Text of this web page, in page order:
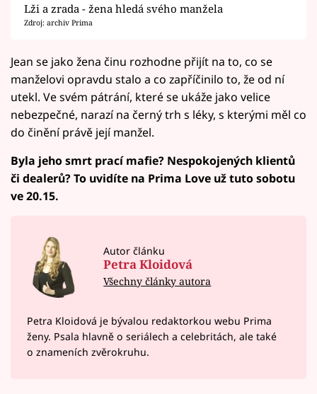
Lži a zrada - žena hledá svého manžela
Zdroj: archiv Prima
Jean se jako žena činu rozhodne přijít na to, co se
manželovi opravdu stalo a co zapříčinilo to, že od ní
utekl. Ve svém pátrání, které se ukáže jako velice
nebezpečné, narazí na černý trh s léky, s kterými měl co
do činění právě její manžel.
Byla jeho smrt prací mafie? Nespokojených klientů
či dealerů? To uvidíte na Prima Love už tuto sobotu
ve 20.15.
Autor článku
Petra Kloidová
Všechny články autora
Petra Kloidová je bývalou redaktorkou webu Prima
ženy. Psala hlavně o seriálech a celebritách, ale také
o znameních zvěrokruhu.